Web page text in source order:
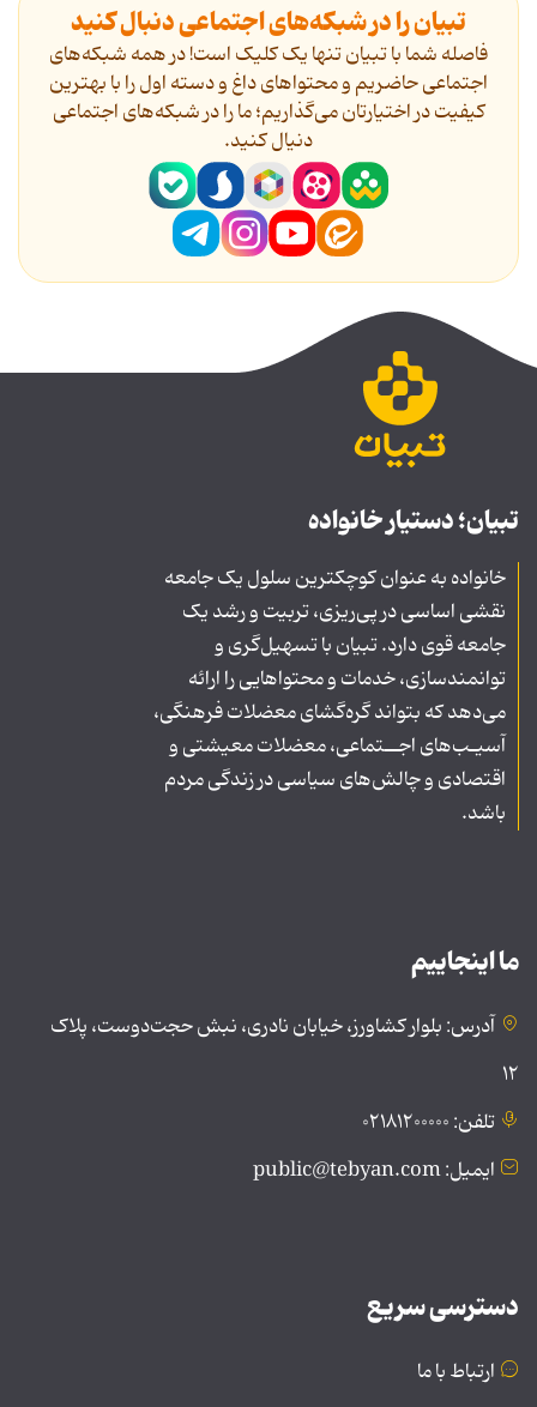
تبیان را در شبکه‌های اجتماعی دنبال کنید
فاصله شما با تبیان تنها یک کلیک است! در همه شبکه‌های
اجتماعی حاضریم و محتواهای داغ و دسته اول را با بهترین
کیفیت در اختیارتان می‌گذاریم؛ ما را در شبکه‌های اجتماعی
دنیال کنید.
تبیان؛ دستیار خانواده
خانواده به عنوان کوچکترین سلول یک جامعه
نقشی اساسی در پی‌ریزی، تربیت و رشد یک
جامعه قوی دارد. تبیان با تسهیل‌گری و
توانمندسازی، خدمات و محتواهایی را ارائه
می‌دهد که بتواند گره‌گشای معضلات فرهنگی،
آسیـب‌های اجــتماعی، معضلات معیشتی و
اقتصادی و چالش‌های سیاسی در زندگی مردم
باشد.
ما اینجاییم
آدرس: بلوار کشاورز، خیابان نادری، نبش حجت‌دوست، پلاک
۱۲
تلفن: ۰۲۱۸۱۲۰۰۰۰۰
ایمیل: public@tebyan.com
دسترسی سریع
ارتباط با ما